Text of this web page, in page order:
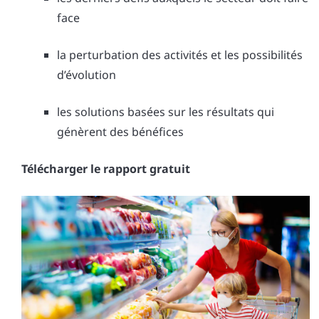
face
la perturbation des activités et les possibilités
d’évolution
les solutions basées sur les résultats qui
génèrent des bénéfices
Télécharger le rapport gratuit